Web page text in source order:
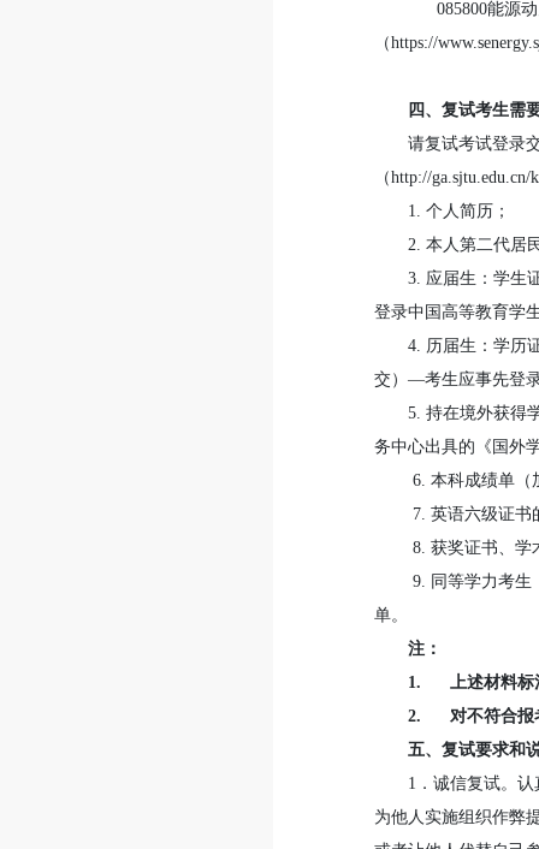
085800能源动
（https://
四、复试考生需
请复试考试登录
（http://ga.sjtu.edu.cn/
1. 个人简历；
2. 本人第二代居
3. 应届生：学生
登录中国高等教育学
4. 历届生：学历
交）—考生应事先登录
5. 持在境外获得
务中心出具的《国外
6. 本科成绩单（
7. 英语六级证书
8. 获奖证书、学
9. 同等学力考生
单。
注：
1. 上述材料标注
2. 对不符合报
五、复试要求和
1．诚信复试。
为他人实施组织作弊